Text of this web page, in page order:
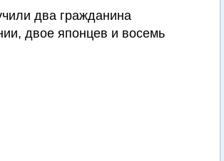
два гражданина
двое японцев и восемь